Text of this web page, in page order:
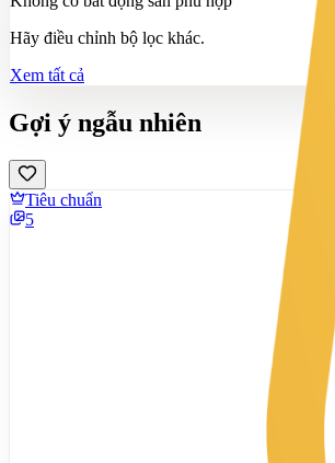
Hãy điều chỉnh bộ lọc khác.
Xem tất cả
Gợi ý ngẫu nhiên
Tiêu chuẩn
5